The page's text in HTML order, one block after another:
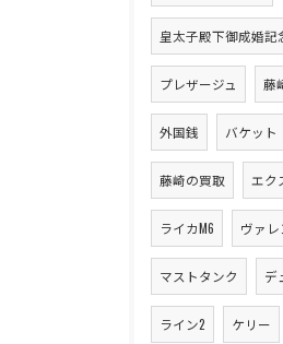
皇太子殿下御成婚記
プレザージュ 藤
外国銭 バケット
藤崎の買取 エク
ライカM6 ヴァレ
マストタンク デ
ライン2 ケリー